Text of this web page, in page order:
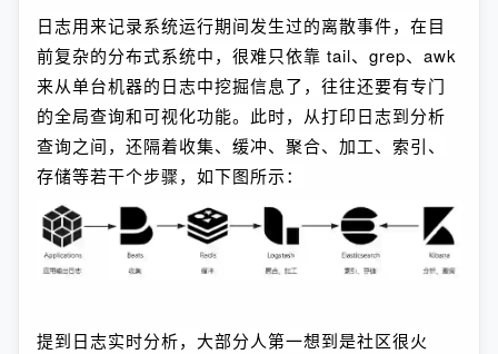
日志用来记录系统运行期间发生过的离散事件，在目
前复杂的分布式系统中，很难只依靠 tail、grep、awk
来从单台机器的日志中挖掘信息了，往往还要有专门
的全局查询和可视化功能。此时，从打印日志到分析
查询之间，还隔着收集、缓冲、聚合、加工、索引、
存储等若干个步骤，如下图所示：
提到日志实时分析，大部分人第一想到是社区很火